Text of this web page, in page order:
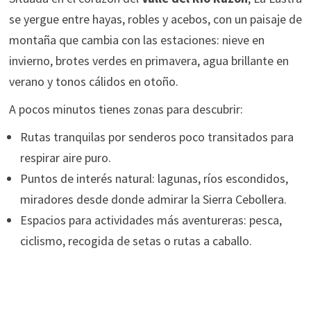
se yergue entre hayas, robles y acebos, con un paisaje de
montaña que cambia con las estaciones: nieve en
invierno, brotes verdes en primavera, agua brillante en
verano y tonos cálidos en otoño.
A pocos minutos tienes zonas para descubrir:
Rutas tranquilas por senderos poco transitados para
respirar aire puro.
Puntos de interés natural: lagunas, ríos escondidos,
miradores desde donde admirar la Sierra Cebollera.
Espacios para actividades más aventureras: pesca,
ciclismo, recogida de setas o rutas a caballo.